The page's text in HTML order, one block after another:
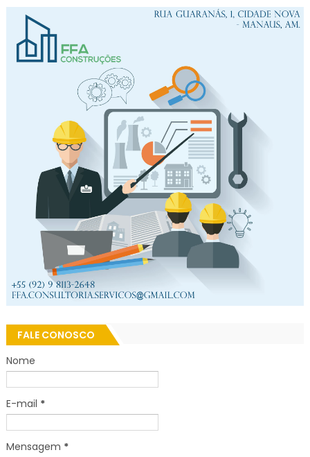
FALE CONOSCO
Nome
E-mail *
Mensagem *